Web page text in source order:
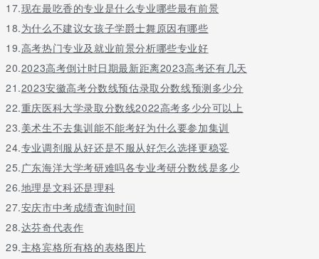
17.现在最吃香的专业是什么专业哪些最有前景
18.为什么不建议女孩子学爵士舞原因有哪些
19.高考热门专业及就业前景分析哪些专业好
20.2023高考倒计时日期最新距离2023高考还有几天
21.2023安徽高考分数线预估录取分数线预测多少分
22.重庆医科大学录取分数线2022高考多少分可以上
23.美术生不去集训能不能考好为什么要参加集训
24.专业调剂服从好还是不服从好怎么选择更稳妥
25.广东海洋大学考研难吗各专业考研分数线是多少
26.地理是文科还是理科
27.安庆市中考成绩查询时间
28.达芬奇代表作
29.主格宾格所有格的表格图片